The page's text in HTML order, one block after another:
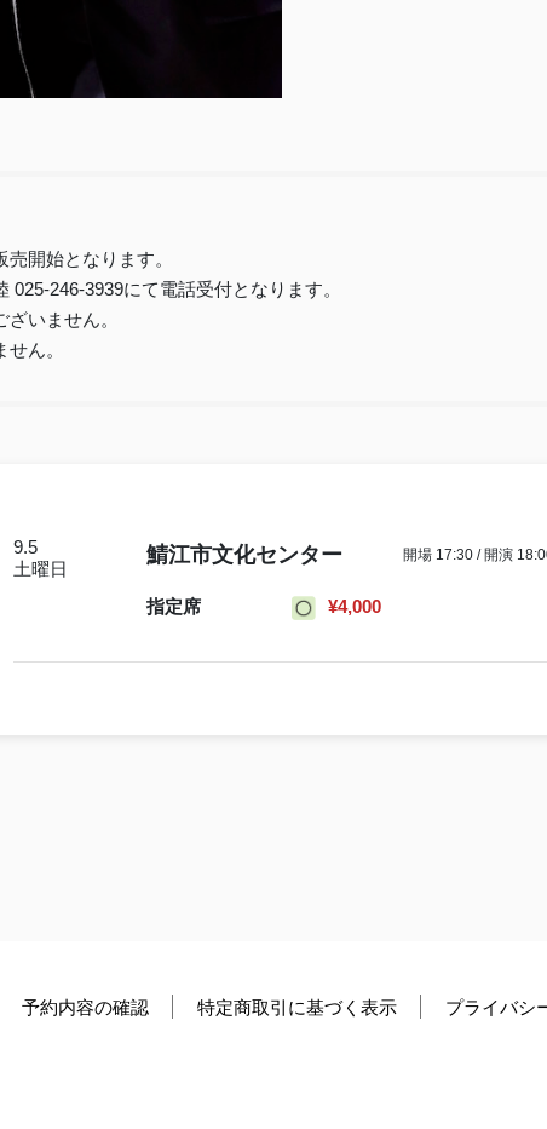
開始となります。
246-3939にて電話受付となります。
いません。
ん。
9.5
土曜日
鯖江市文化センター 開場 17:30 / 開演
指定席 ¥4,000
予約内容の確認 特定商取引に基づく表示 プライバシ